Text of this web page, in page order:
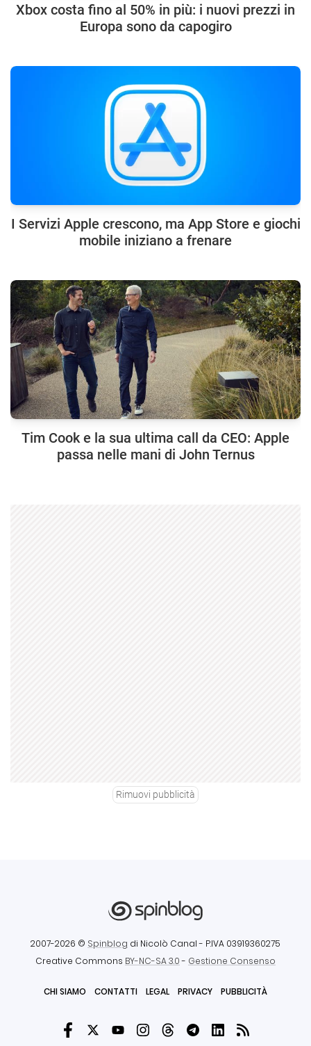
Xbox costa fino al 50% in più: i nuovi prezzi in
Europa sono da capogiro
I Servizi Apple crescono, ma App Store e giochi
mobile iniziano a frenare
Tim Cook e la sua ultima call da CEO: Apple
passa nelle mani di John Ternus
Rimuovi pubblicità
2007-2026 © Spinblog di Nicolò Canal - P.IVA 03919360275
Creative Commons BY-NC-SA 3.0- Gestione Consenso
CHI SIAMO CONTATTI LEGAL PRIVACY PUBBLICITÀ